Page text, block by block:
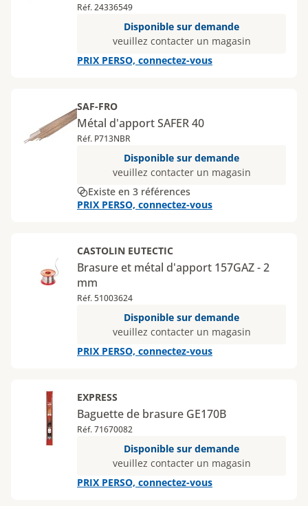
Réf. 24336549
Disponible sur demande
veuillez contacter un magasin
PRIX PERSO, connectez-vous
SAF-FRO
Métal d'apport SAFER 40
Réf. P713NBR
Disponible sur demande
veuillez contacter un magasin
Existe en 3 références
PRIX PERSO, connectez-vous
CASTOLIN EUTECTIC
Brasure et métal d'apport 157GAZ - 2
mm
Réf. 51003624
Disponible sur demande
veuillez contacter un magasin
PRIX PERSO, connectez-vous
EXPRESS
Baguette de brasure GE170B
Réf. 71670082
Disponible sur demande
veuillez contacter un magasin
PRIX PERSO, connectez-vous